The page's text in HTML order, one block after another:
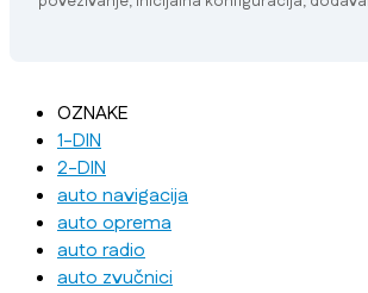
OZNAKE
1-DIN
2-DIN
auto navigacija
auto oprema
auto radio
auto zvučnici